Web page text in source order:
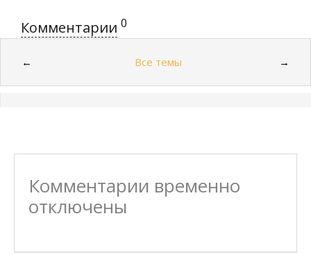
Комментарии 0
← Все темы →
Комментарии временно
отключены